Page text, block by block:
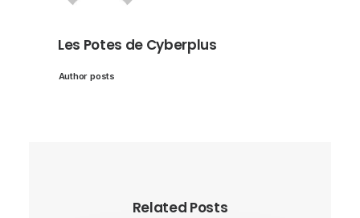
Les Potes de Cyberplus
Author posts
Related Posts